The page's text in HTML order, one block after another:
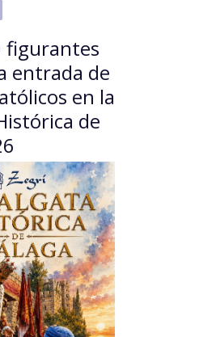
figurantes
entrada de
en la
de